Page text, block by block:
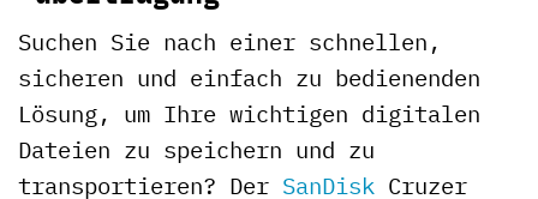
Suchen Sie nach einer schnellen,
sicheren und einfach zu bedienenden
Lösung, um Ihre wichtigen digitalen
Dateien zu speichern und zu
transportieren? Der SanDisk Cruzer